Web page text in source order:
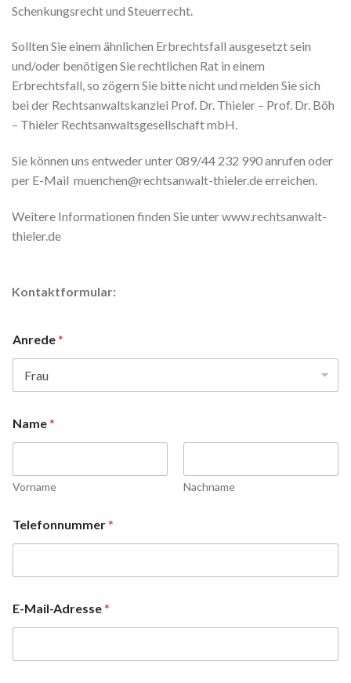
Schenkungsrecht und Steuerrecht.
Sollten Sie einem ähnlichen Erbrechtsfall ausgesetzt sein
und/oder benötigen Sie rechtlichen Rat in einem
Erbrechtsfall, so zögern Sie bitte nicht und melden Sie sich
bei der Rechtsanwaltskanzlei Prof. Dr. Thieler – Prof. Dr. Böh
– Thieler Rechtsanwaltsgesellschaft mbH.
Sie können uns entweder unter 089/44 232 990 anrufen oder
per E-Mail muenchen@rechtsanwalt-thieler.de erreichen.
Weitere Informationen finden Sie unter www.rechtsanwalt-
thieler.de
Kontaktformular:
Anrede*
Name*
Vorname Nachname
Telefonnummer*
E-Mail-Adresse*